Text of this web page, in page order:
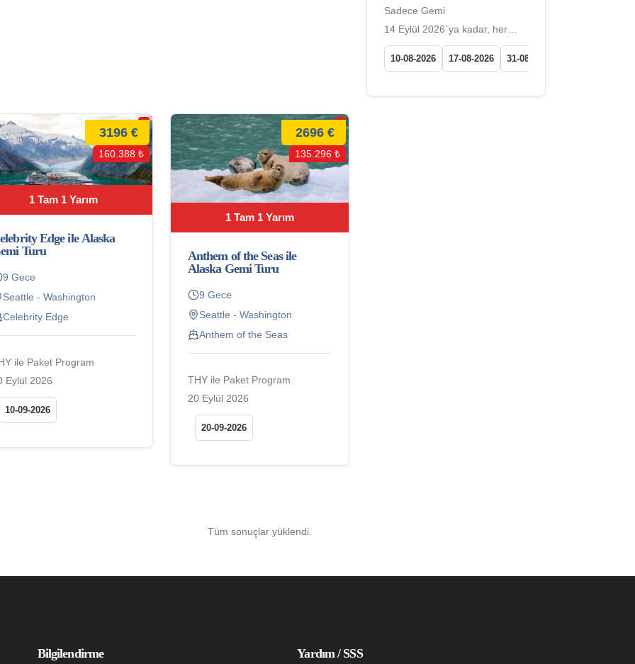
Sadece Gemi
14 Eylül 2026`ya kadar, her
hafta
10-08-2026 17-08-2026 31-08-2026
1 Tam 1 Yarım
3196 €
160.388 ₺
Edge ile Alaska
Turu
9 Gece
Seattle - Washington
Celebrity Edge
ile Paket Program
Eylül 2026
10-09-2026
1 Tam 1 Yarım
2696 €
135.296 ₺
Anthem of the Seas ile
Alaska Gemi Turu
9 Gece
Seattle - Washington
Anthem of the Seas
THY ile Paket Program
20 Eylül 2026
20-09-2026
Tüm sonuçlar yüklendi.
Bilgilendirme Yardım / SSS